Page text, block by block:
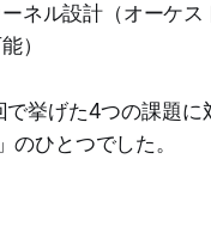
ネル設計（オーケス
）
で挙げた4つの課題に
のひとつでした。